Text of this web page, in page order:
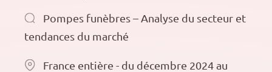
Pompes funèbres – Analyse du secteur et
tendances du marché
France entière - du décembre 2024 au